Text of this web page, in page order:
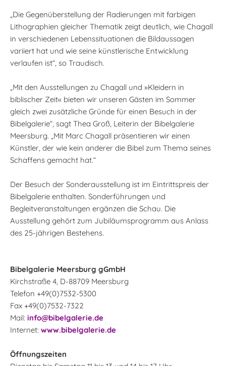
„Die Gegenüberstellung der Radierungen mit farbigen
Lithographien gleicher Thematik zeigt deutlich, wie Chagall
in verschiedenen Lebenssituationen die Bildaussagen
variiert hat und wie seine künstlerische Entwicklung
verlaufen ist“, so Traudisch.
„Mit den Ausstellungen zu Chagall und »Kleidern in
biblischer Zeit« bieten wir unseren Gästen im Sommer
gleich zwei zusätzliche Gründe für einen Besuch in der
Bibelgalerie“, sagt Thea Groß, Leiterin der Bibelgalerie
Meersburg. „Mit Marc Chagall präsentieren wir einen
Künstler, der wie kein anderer die Bibel zum Thema seines
Schaffens gemacht hat.“
Der Besuch der Sonderausstellung ist im Eintrittspreis der
Bibelgalerie enthalten. Sonderführungen und
Begleitveranstaltungen ergänzen die Schau. Die
Ausstellung gehört zum Jubiläumsprogramm aus Anlass
des 25-jährigen Bestehens.
Bibelgalerie Meersburg gGmbH
Kirchstraße 4, D-88709 Meersburg
Telefon +49(0)7532-5300
Fax +49(0)7532-7322
Mail: info@bibelgalerie.de
Internet: www.bibelgalerie.de
Öffnungszeiten